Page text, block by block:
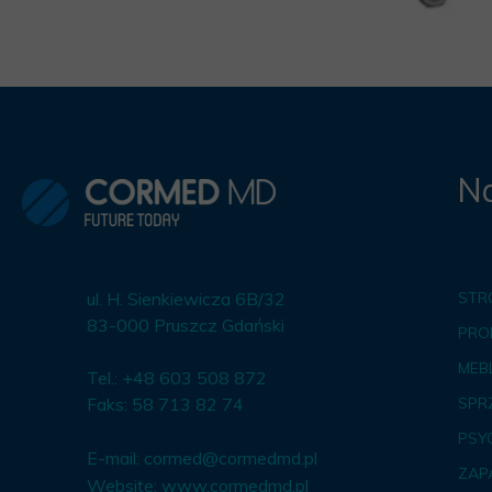
ul. H. Sienkiewicza 6B/32
83-000 Pruszcz Gdański
Tel.: +48 603 508 872
Faks: 58 713 82 74
E-mail: cormed@cormedmd.pl
Website: www.cormedmd.pl